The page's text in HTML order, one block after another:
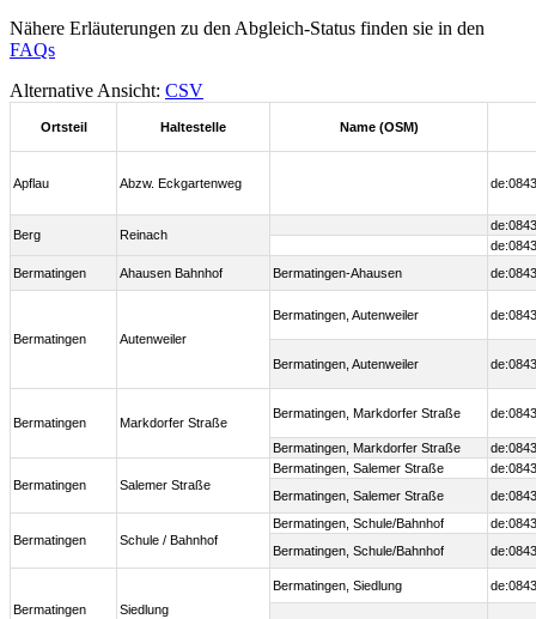
Nähere Erläuterungen zu den Abgleich-Status finden sie in den
FAQs
Alternative Ansicht: CSV
Ortsteil Haltestelle Name (OSM)
Apflau Abzw. Eckgartenweg
Berg Reinach
Bermatingen
Ahausen Bahnhof Bermatingen-Ahausen
Bermatingen Autenweiler
Bermatingen, Autenweiler
Bermatingen, Autenweiler
Bermatingen Markdorfer Straße
Bermatingen, Markdorfer Straße
Bermatingen, Markdorfer Straße
Bermatingen Salemer Straße
Bermatingen, Salemer Straße
Bermatingen, Salemer Straße
Bermatingen Schule / Bahnhof
Bermatingen, Schule/Bahnhof
Bermatingen, Schule/Bahnhof
Bermatingen Siedlung
Bermatingen, Siedlung